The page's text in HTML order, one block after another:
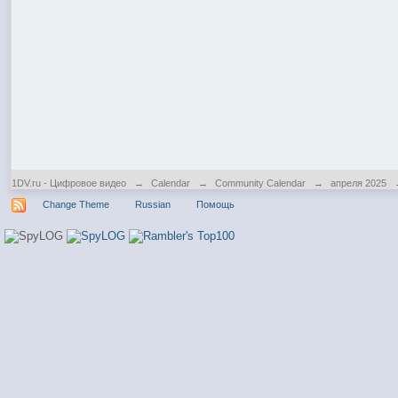
1DV.ru - Цифровое видео → Calendar → Community Calendar → апреля 2025
Change Theme
Russian Помощь